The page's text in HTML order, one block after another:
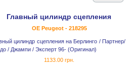
Главный цилиндр сцепления
OE Peugeot - 218295
цилиндр сцепления на Берлинго / Партнер/
/ Джампи / Эксперт 96- (Оригинал)
1133.00 грн.